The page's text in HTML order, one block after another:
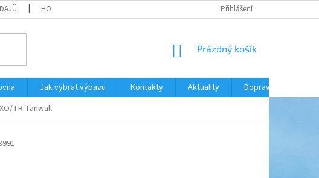
HODNOCENÍ OBCHODU Přihlášení
NÁKUPNÍ
Prázdný košík
Jak vybrat výbavu Kontakty Aktuality
Doprava a platba
TR Tanwall